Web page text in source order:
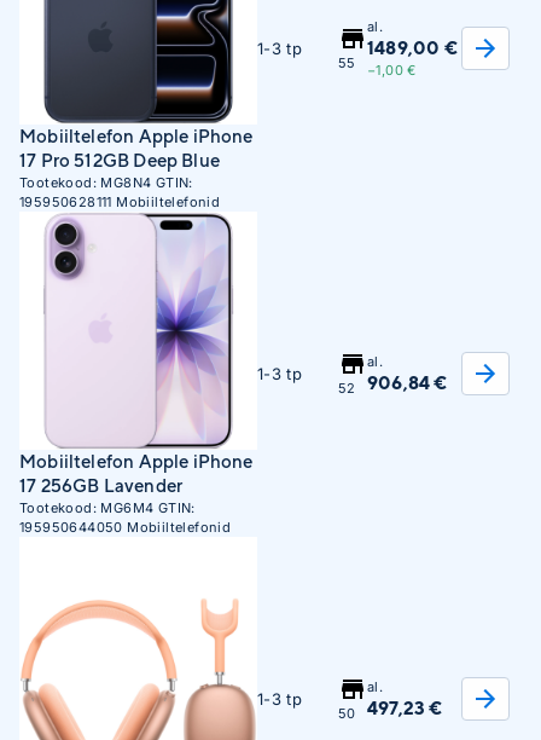
Mobiiltelefon Apple iPhone
17 Pro 512GB Deep Blue
Tootekood: MG8N4 GTIN:
195950628111 Mobiiltelefonid
1-3 tp
55
al.
1489,00 €
−1,00 €
Mobiiltelefon Apple iPhone
17 256GB Lavender
Tootekood: MG6M4 GTIN:
195950644050 Mobiiltelefonid
1-3 tp
52
al.
906,84 €
1-3 tp
50
al.
497,23 €